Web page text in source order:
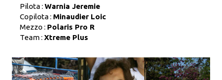
Pilota : Warnia Jeremie
Copilota : Minaudier Loic
Mezzo : Polaris Pro R
Team : Xtreme Plus